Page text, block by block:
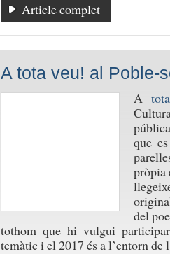
Article complet
A tota veu! al Poble-
A
que
pròpia
del
tothom que hi vulgui
temàtic i el 2017 és a l’entorn de